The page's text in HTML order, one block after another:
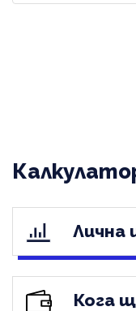
Лична
Кога